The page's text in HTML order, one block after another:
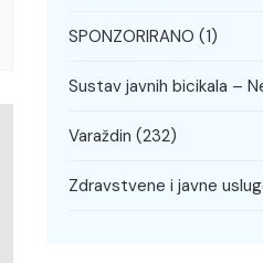
SPONZORIRANO (1)
Sustav javnih bicikala –
Varaždin (232)
Zdravstvene i javne